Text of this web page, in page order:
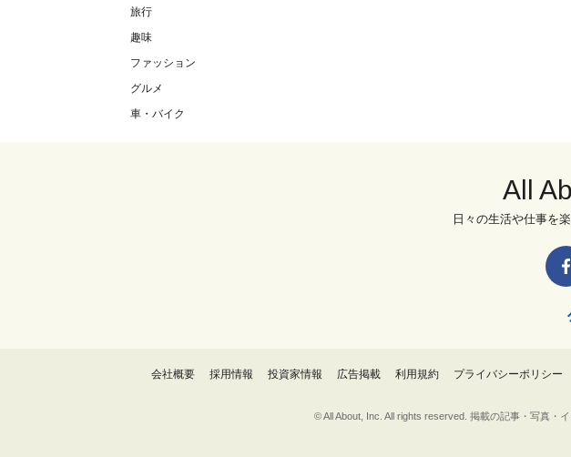
旅行
趣味
ファッション
グルメ
車・バイク
All
日々の生活や仕事を
会社概要 採用情報 投資家情報 広告掲載 利用規約 プライバシーポリシー
© All About, Inc. All rights reserved. 掲載の記事・写真・